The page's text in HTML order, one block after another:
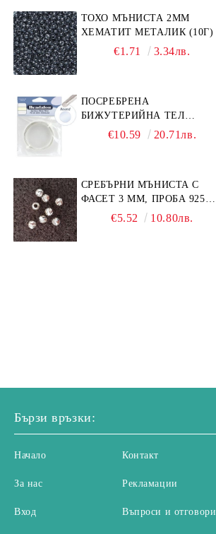
ТОХО МЪНИСТА 2ММ
ХЕМАТИТ МЕТАЛИК (10Г)
€1.71 3.34лв.
ПОСРЕБРЕНА
БИЖУТЕРИЙНА ТЕЛ
GERMAN STYLE 20G (1БР)
€10.59 20.71лв.
СРЕБЪРНИ МЪНИСТА С
ФАСЕТ 3 ММ, ПРОБА 925
(10БР)€5.52 10.80лв.
Бързи връзки:
Начало
За нас
Вход
Контакт
Рекламации
Въпроси и отговори